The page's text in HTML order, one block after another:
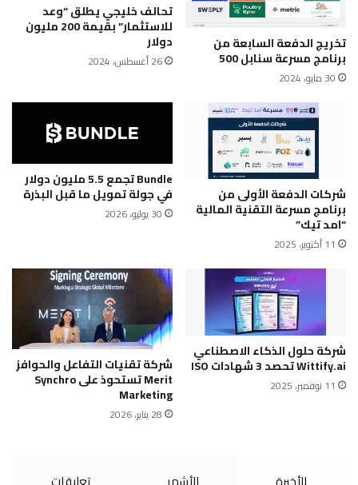
تخريج الدفعة السابعة من
برنامج مسرعة سنابل 500
30 مايو، 2024
تحالف خليجي يطلق “وعد
للاستثمار” بقيمة 200 مليون
دولار
26 أغسطس، 2024
شركات الدفعة الأولى من
برنامج مسرعة التقنية المالية
“امد تيك”
11 أكتوبر، 2025
Bundle تجمع 5.5 مليون دولار
في جولة تمويل ما قبل البذرة
30 يوليو، 2026
شركة حلول الذكاء الاصطناعي
Wittify.ai تحصد 3 شهادات ISO
11 نوفمبر، 2025
شركة تقنيات التفاعل والحوافز
Merit تستحوذ على Synchro
Marketing
28 يناير، 2026